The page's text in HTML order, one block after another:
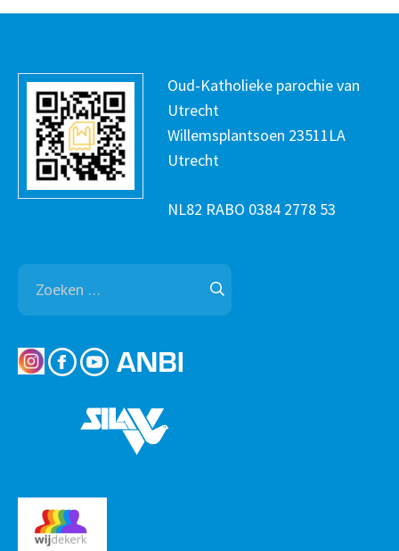
Oud-Katholieke parochie van
Utrecht
Willemsplantsoen 23511LA
Utrecht
NL82 RABO 0384 2778 53
Zoeken
naar: